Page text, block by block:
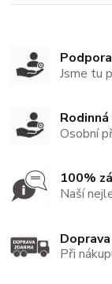
Jsme tu
Osobní
100%
Naší
Při